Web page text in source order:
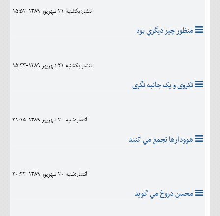
انتشار:يکشنبه 21 شهريور 1389-15:52
منظور چيز ديگري بود
انتشار:يکشنبه 21 شهريور 1389-15:33
تکروی و یک جانبه نگری
انتشار:شنبه 20 شهريور 1389-21:15
هوودارها تجمع مي کنند
انتشار:شنبه 20 شهريور 1389-20:44
محسن دروغ مي گويد